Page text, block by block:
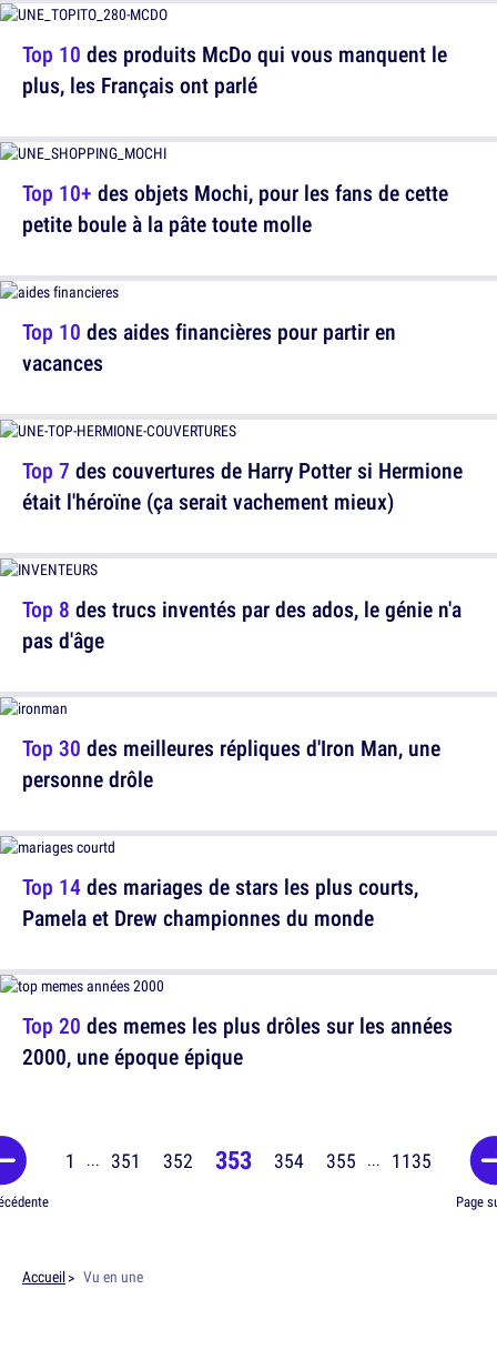
Top 10 des produits McDo qui vous manquent le
plus, les Français ont parlé
Top 10 des aides financières pour partir en
vacances
Top 8 des trucs inventés par des ados, le génie n'a
pas d'âge
Top 14des mariages de stars les plus courts,
Pamela et Drew championnes du monde
Top 10+ des objets Mochi, pour les fans de cette
petite boule à la pâte toute molle
Top 7 des couvertures de Harry Potter si Hermione
était l'héroïne (ça serait vachement mieux)
Top 30 des meilleures répliques d'Iron Man, une
personne drôle
Top 20 des memes les plus drôles sur les années
2000, une époque épique
1 ... 351 352 353 354 355 ... 1135
Page
Accueil Vu en une